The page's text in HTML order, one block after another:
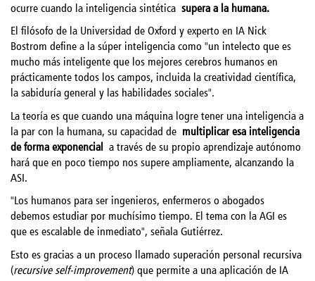
ocurre cuando la inteligencia sintética supera a la humana.
El filósofo de la Universidad de Oxford y experto en IA Nick
Bostrom define a la súper inteligencia como "un intelecto que es
mucho más inteligente que los mejores cerebros humanos en
prácticamente todos los campos, incluida la creatividad científica,
la sabiduría general y las habilidades sociales".
La teoría es que cuando una máquina logre tener una inteligencia a
la par con la humana, su capacidad de multiplicar esa inteligencia
de forma exponencial a través de su propio aprendizaje autónomo
hará que en poco tiempo nos supere ampliamente, alcanzando la
ASI.
"Los humanos para ser ingenieros, enfermeros o abogados
debemos estudiar por muchísimo tiempo. El tema con la AGI es
que es escalable de inmediato", señala Gutiérrez.
Esto es gracias a un proceso llamado superación personal recursiva
(recursive self-improvement) que permite a una aplicación de IA